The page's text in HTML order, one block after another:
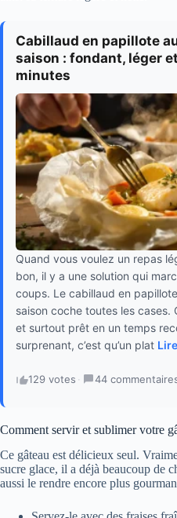
Cabillaud en papillote
saison : fondant, léger
minutes
Quand vous voulez un repas
bon, il y a une solution qui
coups. Le cabillaud en
saison coche toutes les cases.
et surtout prêt en un temps
surprenant, c’est qu’un plat
129 votes · 44
Comment servir et sublimer votre
Ce gâteau est délicieux seul.
sucre glace, il a déjà beaucoup de
aussi le rendre encore plus